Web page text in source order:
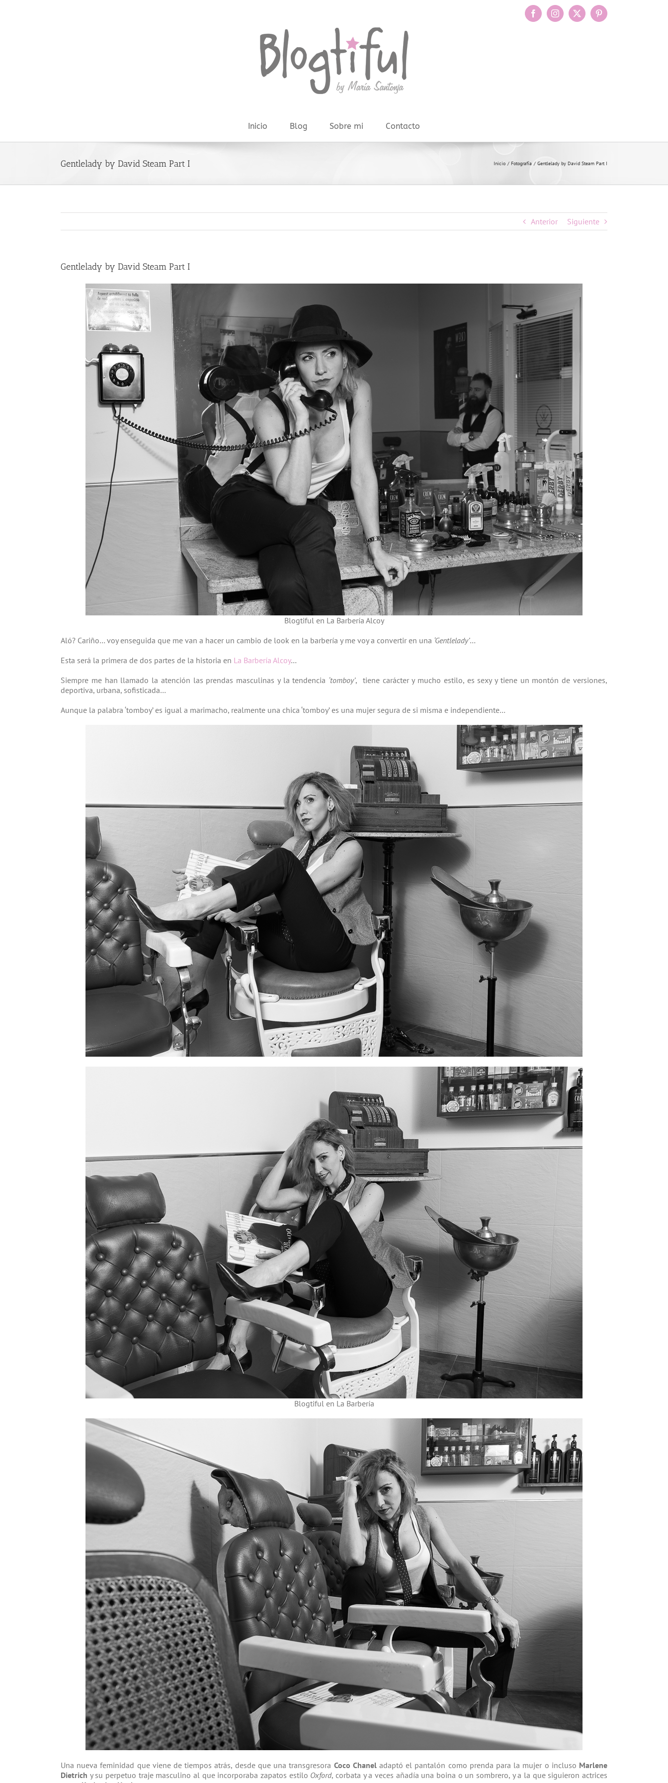
FacebookInstagram
X Pinterest
Inicio Blog Sobre mi Contacto
Gentlelady by David Steam Part I Inicio Fotografía Gentlelady by David Steam Part I
Anterior Siguiente
Gentlelady by David Steam Part I
Blogtiful en La Barbería Alcoy
Aló? Cariño… voy enseguida que me van a hacer un cambio de look en la barbería y me voy a convertir en una ‘Gentlelady’…
Esta será la primera de dos partes de la historia en La Barbería Alcoy…
Siempre me han llamado la atención las prendas masculinas y la tendencia ‘tomboy’, tiene carácter y mucho estilo, es sexy y tiene un montón de versiones,
deportiva, urbana, sofisticada…
Aunque la palabra ‘tomboy’ es igual a marimacho, realmente una chica ‘tomboy’ es una mujer segura de si misma e independiente…
Blogtiful en La Barbería
Una nueva feminidad que viene de tiempos atrás, desde que una transgresora Coco Chaneladaptó el pantalón como prenda para la mujer o incluso Marlene
Dietrich y su perpetuo traje masculino al que incorporaba zapatos estilo Oxford, corbata y a veces añadía una boina o un sombrero, y a la que siguieron actrices